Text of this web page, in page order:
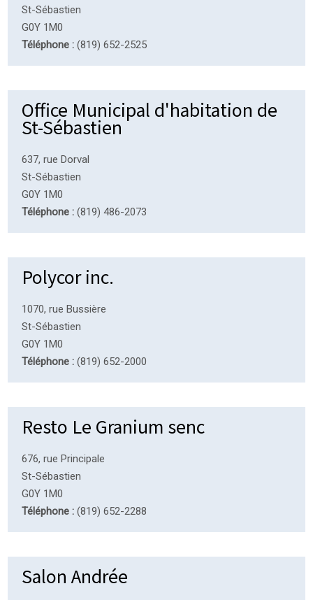
St-Sébastien
G0Y 1M0
Téléphone : (819) 652-2525
Office Municipal d'habitation de
St-Sébastien
637, rue Dorval
St-Sébastien
G0Y 1M0
Téléphone : (819) 486-2073
Polycor inc.
1070, rue Bussière
St-Sébastien
G0Y 1M0
Téléphone : (819) 652-2000
Resto Le Granium senc
676, rue Principale
St-Sébastien
G0Y 1M0
Téléphone : (819) 652-2288
Salon Andrée